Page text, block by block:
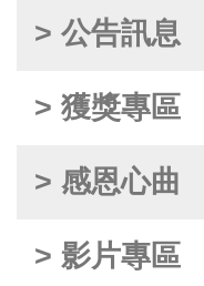
> 公告訊息
> 獲獎專區
> 感恩心曲
> 影片專區